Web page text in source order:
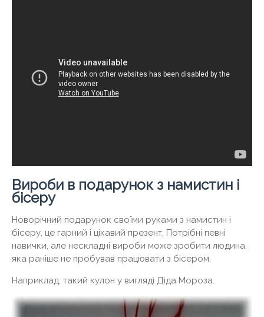
Вироби в подарунок з намистин і
бісеру
Новорічний подарунок своїми руками з намистин і
бісеру, це гарний і цікавий презент. Потрібні певні
навички, але нескладні вироби може зробити людина,
яка раніше не пробував працювати з бісером.
Наприклад, такий кулон у вигляді Діда Мороза.